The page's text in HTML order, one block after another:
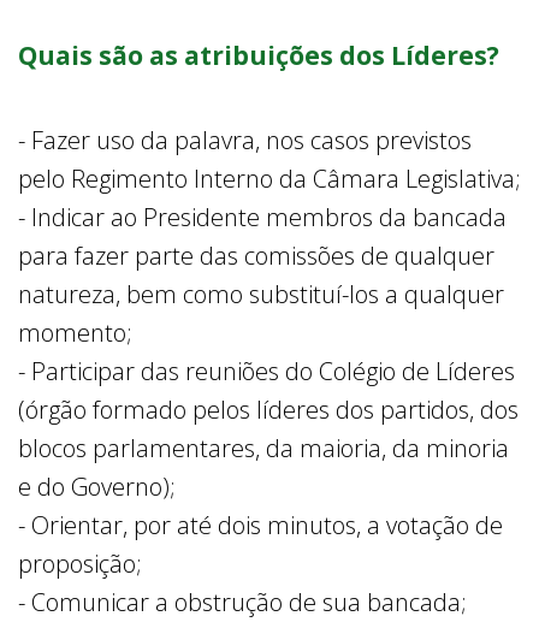
Quais são as atribuições dos Líderes?
- Fazer uso da palavra, nos casos previstos
pelo Regimento Interno da Câmara Legislativa;
- Indicar ao Presidente membros da bancada
para fazer parte das comissões de qualquer
natureza, bem como substituí-los a qualquer
momento;
- Participar das reuniões do Colégio de Líderes
(órgão formado pelos líderes dos partidos, dos
blocos parlamentares, da maioria, da minoria
e do Governo);
- Orientar, por até dois minutos, a votação de
proposição;
- Comunicar a obstrução de sua bancada;